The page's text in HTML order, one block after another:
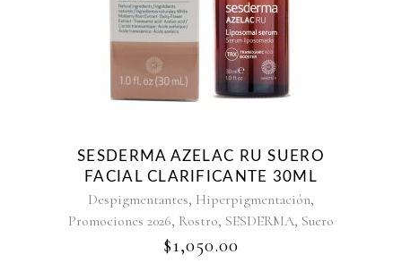
SESDERMA AZELAC RU SUERO
FACIAL CLARIFICANTE 30ML
Despigmentantes, Hiperpigmentación,
Promociones 2026, Rostro, SESDERMA, Suero
$1,050.00